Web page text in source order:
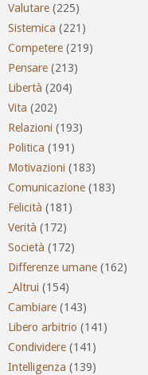
Valutare (225)
Sistemica (221)
Competere (219)
Pensare (213)
Libertà (204)
Vita (202)
Relazioni (193)
Politica (191)
Motivazioni (183)
Comunicazione (183)
Felicità (181)
Verità (172)
Società (172)
Differenze umane (162)
_Altrui (154)
Cambiare (143)
Libero arbitrio (141)
Condividere (141)
Intelligenza (139)